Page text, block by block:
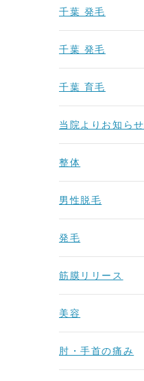
千葉 発毛
千葉 発毛
千葉 育毛
当院よりお知らせ
整体
男性脱毛
発毛
筋膜リリース
美容
肘・手首の痛み